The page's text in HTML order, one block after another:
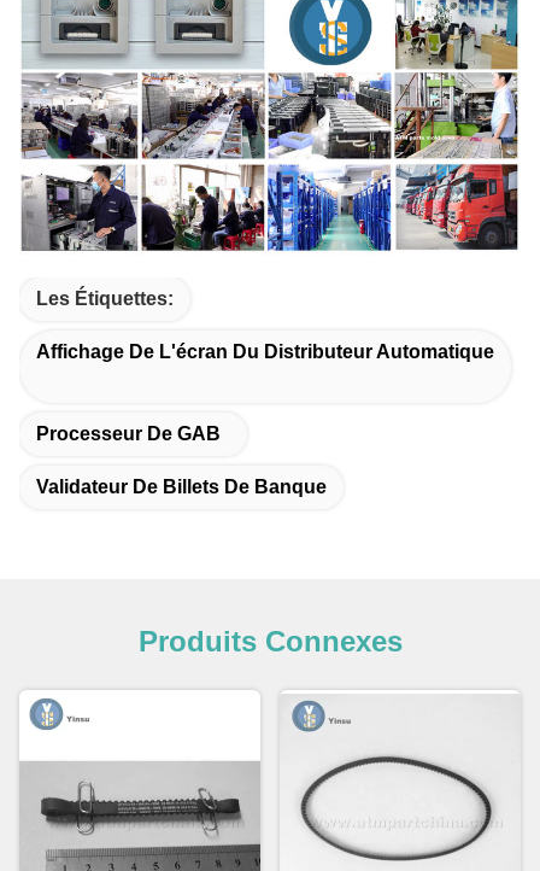
Les Étiquettes:
Affichage De L'écran Du Distributeur Automatique
Processeur De GAB
Validateur De Billets De Banque
Produits Connexes